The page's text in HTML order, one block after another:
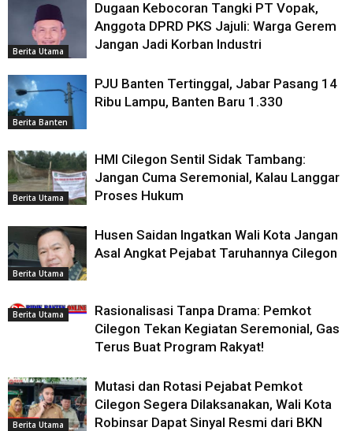
Berita Utama
Dugaan Kebocoran Tangki PT Vopak,
Anggota DPRD PKS Jajuli: Warga Gerem
Jangan Jadi Korban Industri
Berita Banten
PJU Banten Tertinggal, Jabar Pasang 14
Ribu Lampu, Banten Baru 1.330
Berita Utama
HMI Cilegon Sentil Sidak Tambang:
Jangan Cuma Seremonial, Kalau Langgar
Proses Hukum
Berita Utama
Husen Saidan Ingatkan Wali Kota Jangan
Asal Angkat Pejabat Taruhannya Cilegon
Berita Utama
Rasionalisasi Tanpa Drama: Pemkot
Cilegon Tekan Kegiatan Seremonial, Gas
Terus Buat Program Rakyat!
Berita Utama
Mutasi dan Rotasi Pejabat Pemkot
Cilegon Segera Dilaksanakan, Wali Kota
Robinsar Dapat Sinyal Resmi dari BKN